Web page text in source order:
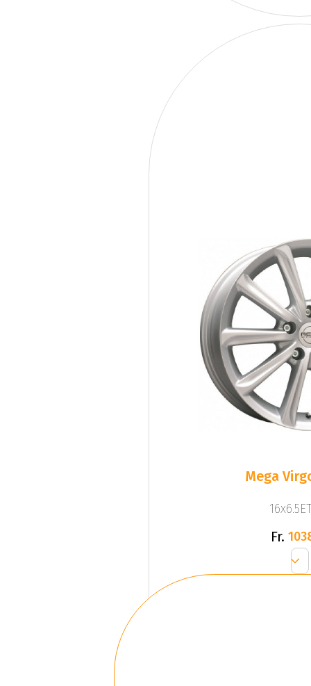
Mega
Fr.